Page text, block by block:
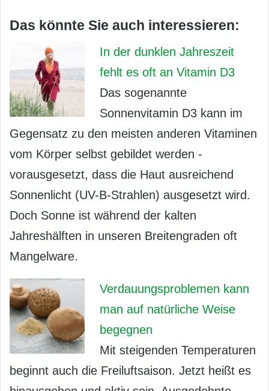
Das könnte Sie auch interessieren:
In der dunklen Jahreszeit
fehlt es oft an Vitamin D3
Das sogenannte
Sonnenvitamin D3 kann im
Gegensatz zu den meisten anderen Vitaminen
vom Körper selbst gebildet werden -
vorausgesetzt, dass die Haut ausreichend
Sonnenlicht (UV-B-Strahlen) ausgesetzt wird.
Doch Sonne ist während der kalten
Jahreshälften in unseren Breitengraden oft
Mangelware.
Verdauungsproblemen kann
man auf natürliche Weise
begegnen
Mit steigenden Temperaturen
beginnt auch die Freiluftsaison. Jetzt heißt es